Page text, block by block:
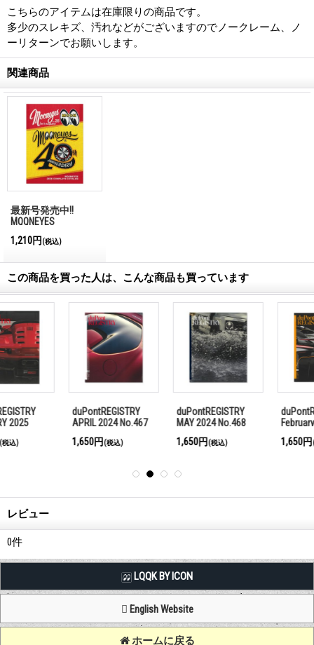
こちらのアイテムは在庫限りの商品です。
多少のスレキズ、汚れなどがございますのでノークレーム、ノ
ーリターンでお願いします。
関連商品
最新号発売中!!
MQQNEYES
Magazine No.28 2026
1,210円 (税込)
この商品を買った人は、こんな商品も買っています
duPontREGISTRY
APRIL 2024 No.467
1,650円
duPontREGISTRY
MAY 2024 No.468
1,650円
duPontREGISTRY
February 2025
1,650円
レビュー
0件
LQQK BY ICON
English Website
ホームに戻る